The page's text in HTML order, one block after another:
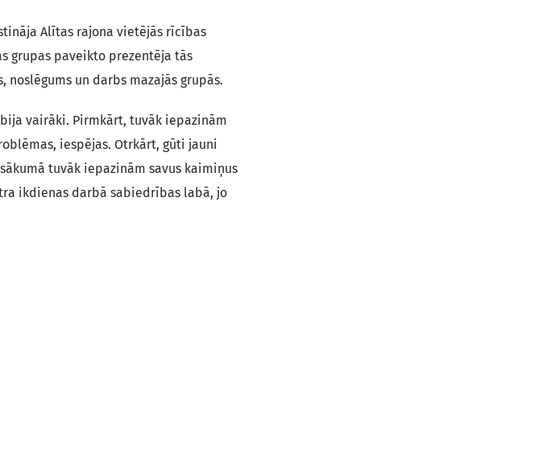
Alītas rajona vietējās rīcības
grupas paveikto prezentēja tās
un darbs mazajās grupās.
vairāki. Pirmkārt, tuvāk iepazinām
iespējas. Otrkārt, gūti jauni
tuvāk iepazinām savus kaimiņus
ikdienas darbā sabiedrības labā, jo